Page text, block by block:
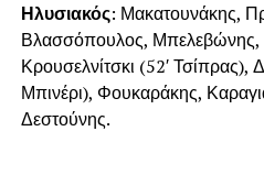
Ηλυσιακός: Μακατουνάκης,
Βλασσόπουλος, Μπελεβώνης,
Κρουσελνίτσκι (52′ Τσίπρας),
Μπινέρι), Φουκαράκης,
Δεστούνης.